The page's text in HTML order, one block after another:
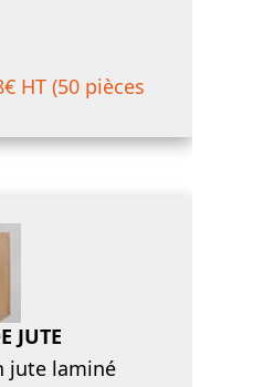
HT (50 pièces
JUTE
jute laminé